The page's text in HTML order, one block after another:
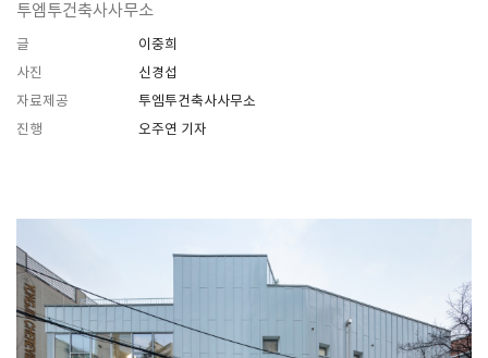
Facebook 로그인
SPACE 소개
투엠투건축사사무소
글
이중희
사진
신경섭
자료제공
투엠투건축사사무소
진행
오주연 기자